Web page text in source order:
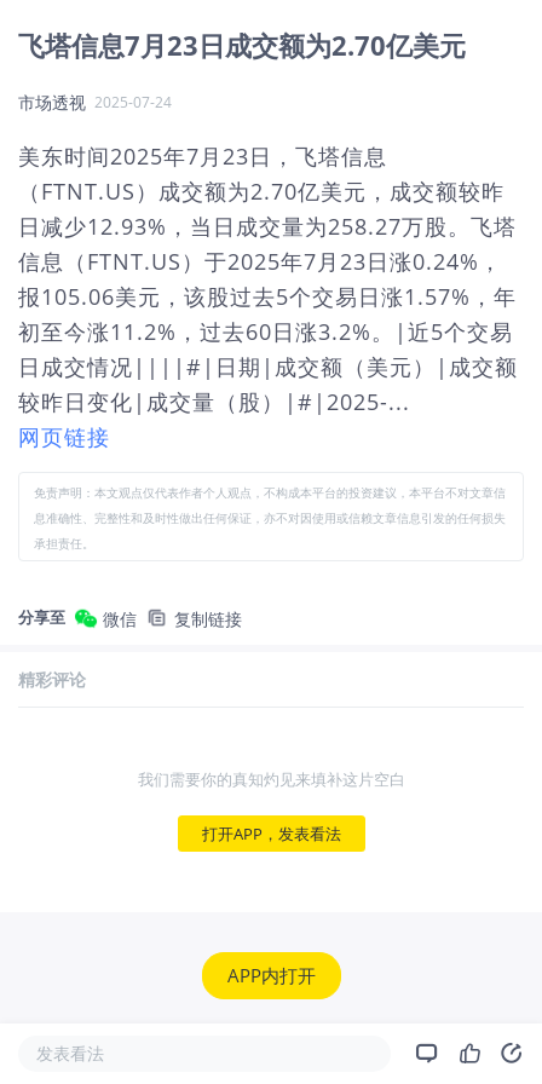
飞塔信息7月23日成交额为2.70亿美元
市场透视 2025-07-24
美东时间2025年7月23日，飞塔信息
（FTNT.US）成交额为2.70亿美元，成交额较昨
日减少12.93%，当日成交量为258.27万股。飞塔
信息（FTNT.US）于2025年7月23日涨0.24%，
报105.06美元，该股过去5个交易日涨1.57%，年
初至今涨11.2%，过去60日涨3.2%。|近5个交易
日成交情况||||#|日期|成交额（美元）|成交额
较昨日变化|成交量（股）|#|2025-...
网页链接
免责声明：本文观点仅代表作者个人观点，不构成本平台的投资建议，本平台不对文章信
息准确性、完整性和及时性做出任何保证，亦不对因使用或信赖文章信息引发的任何损失
承担责任。
分享至 微信 复制链接
精彩评论
我们需要你的真知灼见来填补这片空白
打开APP，发表看法
APP内打开
发表看法